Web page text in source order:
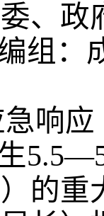
、政
组：
响应
的重